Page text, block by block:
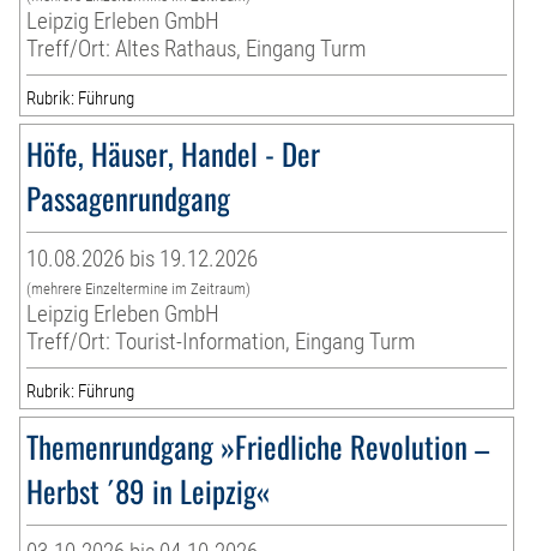
Leipzig Erleben GmbH
Treff/Ort: Altes Rathaus, Eingang Turm
Rubrik: Führung
Höfe, Häuser, Handel - Der
Passagenrundgang
10.08.2026 bis 19.12.2026
(mehrere Einzeltermine im Zeitraum)
Leipzig Erleben GmbH
Treff/Ort: Tourist-Information, Eingang Turm
Rubrik: Führung
Themenrundgang »Friedliche Revolution –
Herbst ´89 in Leipzig«